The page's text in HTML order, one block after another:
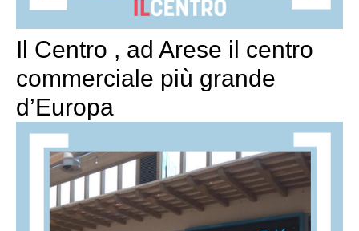
Il Centro , ad Arese il centro
commerciale più grande
d’Europa